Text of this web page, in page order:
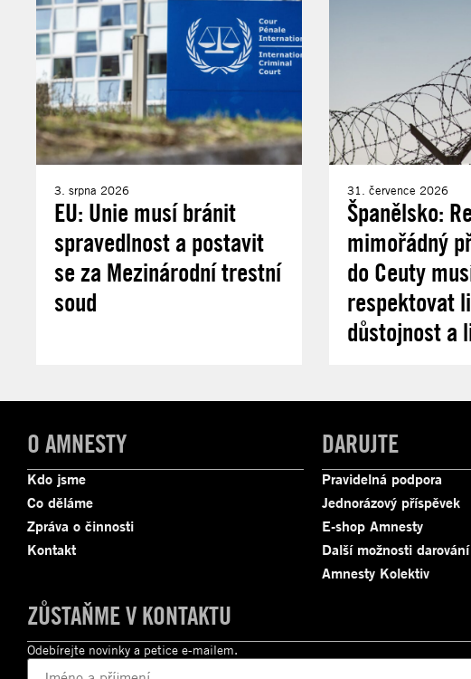
3. srpna 2026
EU: Unie musí bránit
spravedlnost a postavit
se za Mezinárodní trestní
soud
31. července 2026
Španělsko:
mimořádný
do Ceuty
respektovat
důstojnost a
O AMNESTY
Kdo jsme
Co děláme
Zpráva o činnosti
Kontakt
DARUJTE
Pravidelná podpora
Jednorázový příspěvek
E-shop Amnesty
Další možnosti darování
Amnesty Kolektiv
ZŮSTAŇME V KONTAKTU
Odebírejte novinky a petice e-mailem.